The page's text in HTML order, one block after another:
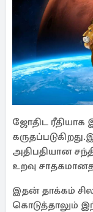
ஜோதிட ரீதியாக
அதிபதியான
உறவு
இதன் தாக்கம்
கொடுத்தாலும்